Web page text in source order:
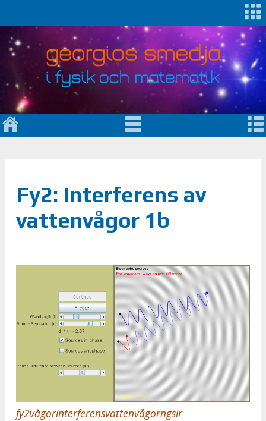
Fy2: Interferens av
vattenvågor 1b
fy2vågorinterferensvattenvågorngsir